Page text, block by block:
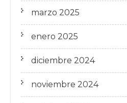
marzo 2025
enero 2025
diciembre 2024
noviembre 2024